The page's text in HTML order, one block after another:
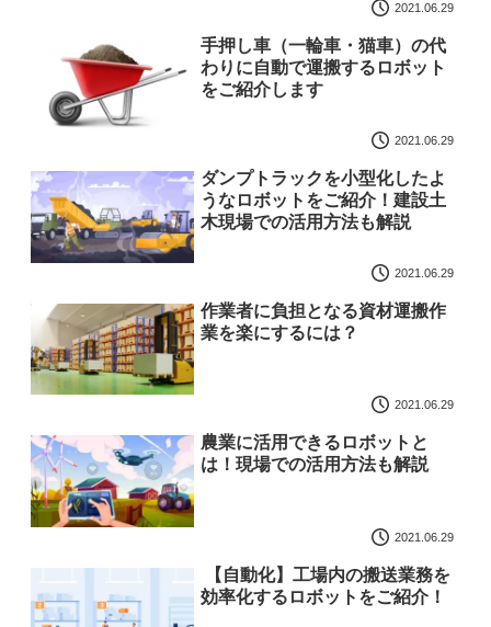
2021.06.29
手押し車（一輪車・猫車）の代
わりに自動で運搬するロボット
をご紹介します
2021.06.29
ダンプトラックを小型化したよ
うなロボットをご紹介！建設土
木現場での活用方法も解説
2021.06.29
作業者に負担となる資材運搬作
業を楽にするには？
2021.06.29
農業に活用できるロボットと
は！現場での活用方法も解説
2021.06.29
【自動化】工場内の搬送業務を
効率化するロボットをご紹介！